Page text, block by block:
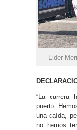
Eider
“La carrera
puerto.
una caída,
no hemos